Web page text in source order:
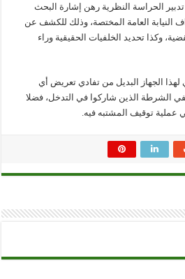
الحراسة النظرية رهن إشارة البحث
النيابة العامة المختصة، وذلك للكشف عن
وكذا تحديد الخلفيات الحقيقية وراء
الجهاز البديل من تفادي تعريض أي
الشرطة الذين شاركوا في التدخل، فضلا
عملية توقيف المشتبه فيه.